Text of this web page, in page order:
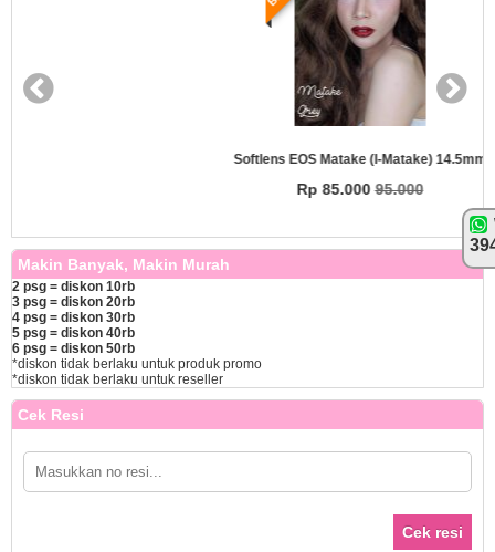
Softlens EOS Matake (i-Matake) 14.5mm
Rp 85.00095.000
Makin Banyak, Makin Murah
2 psg = diskon 10rb
3 psg = diskon 20rb
4 psg = diskon 30rb
5 psg = diskon 40rb
6 psg = diskon 50rb
*diskon tidak berlaku untuk produk promo
*diskon tidak berlaku untuk reseller
Cek Resi
Cek resi